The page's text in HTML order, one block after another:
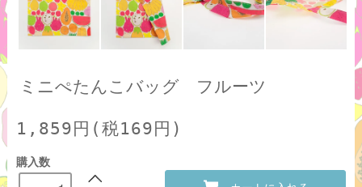
ミニぺたんこバッグ フルーツ
1,859円(税169円)
購入数